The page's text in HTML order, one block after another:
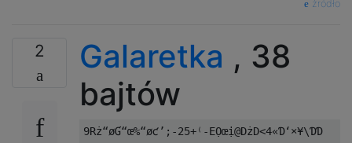
źródło
2 Galaretka , 38
bajtów